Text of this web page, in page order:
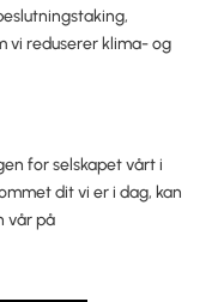
vi reduserer klima- og
for selskapet vårt i
dit vi er i dag, kan
vår på